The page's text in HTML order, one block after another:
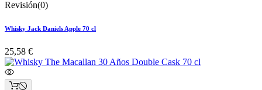
Revisión(0)
Whisky Jack Daniels Apple 70 cl
25,58 €